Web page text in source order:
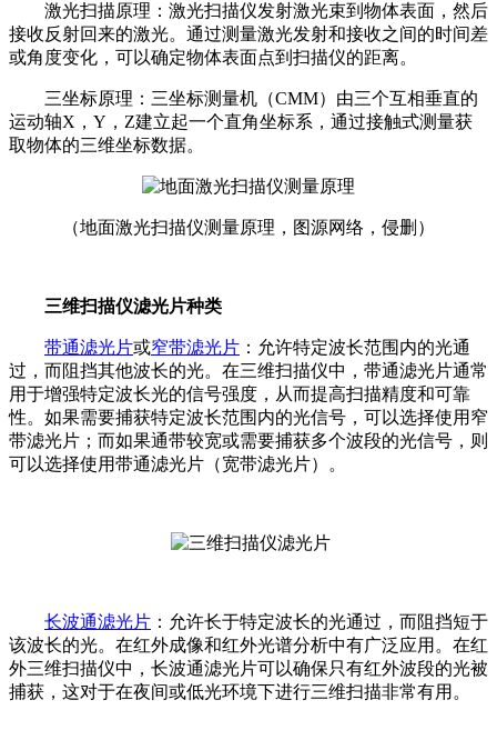
激光扫描原理：激光扫描仪发射激光束到物体表面，然后
接收反射回来的激光。通过测量激光发射和接收之间的时间差
或角度变化，可以确定物体表面点到扫描仪的距离。
三坐标原理：三坐标测量机（CMM）由三个互相垂直的
运动轴X，Y，Z建立起一个直角坐标系，通过接触式测量获
取物体的三维坐标数据。
（地面激光扫描仪测量原理，图源网络，侵删）
三维扫描仪滤光片种类
带通滤光片或窄带滤光片 ：允许特定波长范围内的光通
过，而阻挡其他波长的光。在三维扫描仪中，带通滤光片通常
用于增强特定波长光的信号强度，从而提高扫描精度和可靠
性。如果需要捕获特定波长范围内的光信号，可以选择使用窄
带滤光片；而如果通带较宽或需要捕获多个波段的光信号，则
可以选择使用带通滤光片（宽带滤光片）。
长波通滤光片 ：允许长于特定波长的光通过，而阻挡短于
该波长的光。在红外成像和红外光谱分析中有广泛应用。在红
外三维扫描仪中，长波通滤光片可以确保只有红外波段的光被
捕获，这对于在夜间或低光环境下进行三维扫描非常有用。